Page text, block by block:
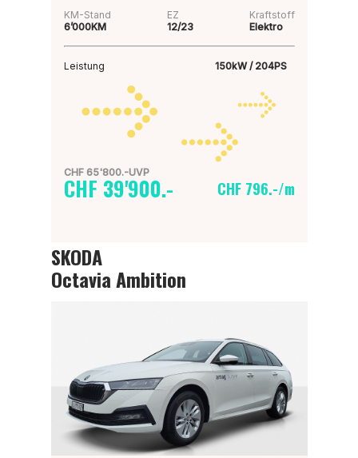
KM-Stand
6’000KM
EZ
12/23
Kraftstoff
Elektro
Leistung 150kW / 204PS
CHF 65'800.-UVP
CHF 39'900.- CHF 796.-/m
SKODA
Octavia Ambition